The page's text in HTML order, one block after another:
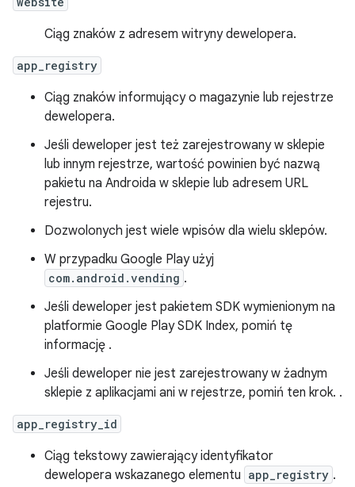
Ciąg znaków z adresem witryny dewelopera.
app_registry
Ciąg znaków informujący o magazynie lub rejestrze
dewelopera.
Jeśli deweloper jest też zarejestrowany w sklepie
lub innym rejestrze, wartość powinien być nazwą
pakietu na Androida w sklepie lub adresem URL
rejestru.
Dozwolonych jest wiele wpisów dla wielu sklepów.
W przypadku Google Play użyj
com.android.vending .
Jeśli deweloper jest pakietem SDK wymienionym na
platformie Google Play SDK Index, pomiń tę
informację .
Jeśli deweloper nie jest zarejestrowany w żadnym
sklepie z aplikacjami ani w rejestrze, pomiń ten krok. .
app_registry_id
Ciąg tekstowy zawierający identyfikator
dewelopera wskazanego elementu app_registry .